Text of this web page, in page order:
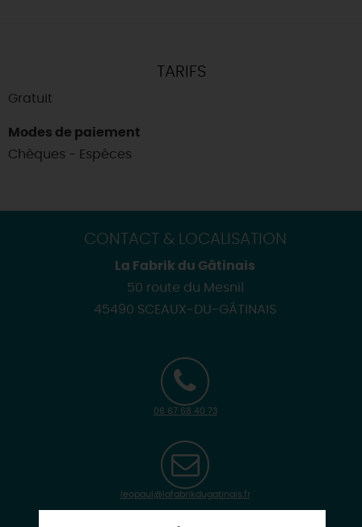
TARIFS
Gratuit
Modes de paiement
Chèques - Espèces
CONTACT & LOCALISATION
La Fabrik du Gâtinais
50 route du Mesnil
45490 SCEAUX-DU-GÂTINAIS
06 67 68 40 73
leopaul@lafabrikdugatinais.fr